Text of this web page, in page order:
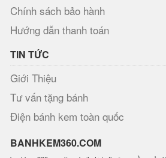
Chính sách bảo hành
Hướng dẫn thanh toán
TIN TỨC
Giới Thiệu
Tư vấn tặng bánh
Điện bánh kem toàn quốc
BANHKEM360.COM